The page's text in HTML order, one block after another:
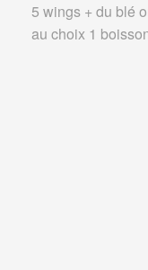
5 wings + du blé
au choix 1